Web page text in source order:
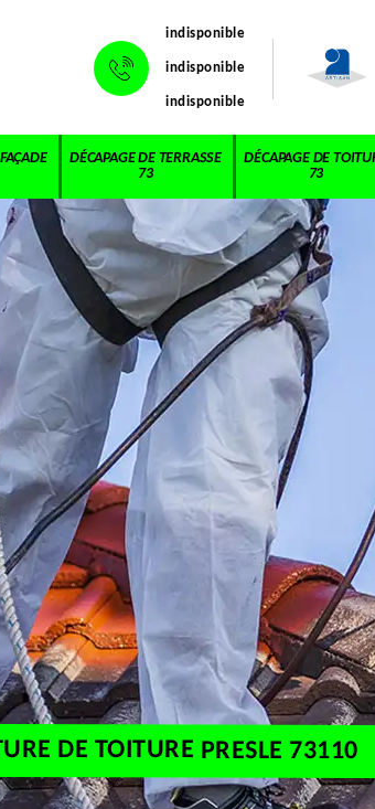
indisponible
indisponible
indisponible
DÉCAPAGE DE TERRASSE
73
DÉCAPAGE DE
73
DE TOITURE PRESLE 73110